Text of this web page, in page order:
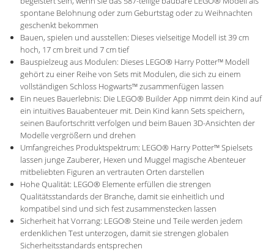
spontane Belohnung oder zum Geburtstag oder zu Weihnachten
geschenkt bekommen
Bauen, spielen und ausstellen: Dieses vielseitige Modell ist 39 cm
hoch, 17 cm breit und 7 cm tief
Bauspielzeug aus Modulen: Dieses LEGO® Harry Potter™ Modell
gehört zu einer Reihe von Sets mit Modulen, die sich zu einem
vollständigen Schloss Hogwarts™ zusammenfügen lassen
Ein neues Bauerlebnis: Die LEGO® Builder App nimmt dein Kind auf
ein intuitives Bauabenteuer mit. Dein Kind kann Sets speichern,
seinen Baufortschritt verfolgen und beim Bauen 3D-Ansichten der
Modelle vergrößern und drehen
Umfangreiches Produktspektrum: LEGO® Harry Potter™ Spielsets
lassen junge Zauberer, Hexen und Muggel magische Abenteuer
mitbeliebten Figuren an vertrauten Orten darstellen
Hohe Qualität: LEGO® Elemente erfüllen die strengen
Qualitätsstandards der Branche, damit sie einheitlich und
kompatibel sind und sich fest zusammenstecken lassen
Sicherheit hat Vorrang: LEGO® Steine und Teile werden jedem
erdenklichen Test unterzogen, damit sie strengen globalen
Sicherheitsstandards entsprechen